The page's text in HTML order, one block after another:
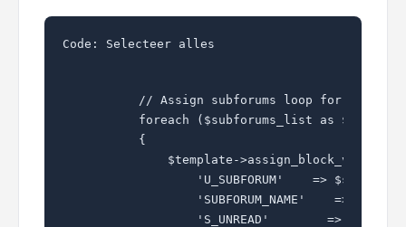
Code: Selecteer alles
// Assign subforums loop for style
foreach ($subforums_list as
{
$template-
'U_SUBFORUM'    =>
'SUBFORUM_NAME'    =>
'S_UNREAD'        =>